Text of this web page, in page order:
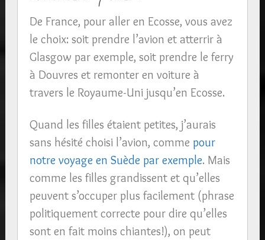
De France, pour aller en Ecosse, vous avez
le choix: soit prendre l’avion et atterrir à
Glasgow par exemple, soit prendre le ferry
à Douvres et remonter en voiture à
travers le Royaume-Uni jusqu’en Ecosse.
Quand les filles étaient petites, j’aurais
sans hésité choisi l’avion, comme pour
notre voyage en Suède par exemple. Mais
comme les filles grandissent et qu’elles
peuvent s’occuper plus facilement (phrase
politiquement correcte pour dire qu’elles
sont en fait moins chiantes!), on peut